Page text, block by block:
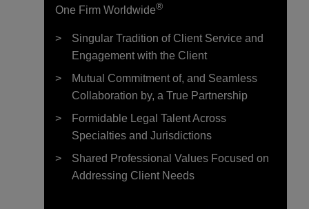
One Firm Worldwide®
Singular Tradition of Client Service and
Engagement with the Client
Mutual Commitment of, and Seamless
Collaboration by, a True Partnership
Formidable Legal Talent Across
Specialties and Jurisdictions
Shared Professional Values Focused on
Addressing Client Needs